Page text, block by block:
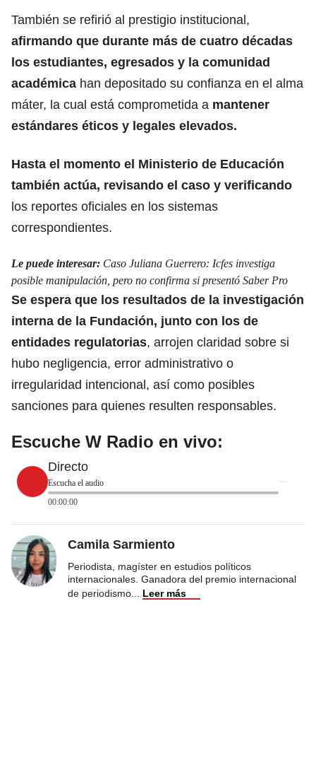
También se refirió al prestigio institucional,
afirmando que durante más de cuatro décadas
los estudiantes, egresados y la comunidad
académica han depositado su confianza en el alma
máter, la cual está comprometida a mantener
estándares éticos y legales elevados.
Hasta el momento el Ministerio de Educación
también actúa, revisando el caso y verificando
los reportes oficiales en los sistemas
correspondientes.
Le puede interesar: Caso Juliana Guerrero: Icfes investiga
posible manipulación, pero no confirma si presentó Saber Pro
Se espera que los resultados de la investigación
interna de la Fundación, junto con los de
entidades regulatorias, arrojen claridad sobre si
hubo negligencia, error administrativo o
irregularidad intencional, así como posibles
sanciones para quienes resulten responsables.
Escuche W Radio en vivo:
Directo
Escucha el audio
00:00:00
Camila Sarmiento
Periodista, magíster en estudios políticos
internacionales. Ganadora del premio internacional
de periodismo
Leer más